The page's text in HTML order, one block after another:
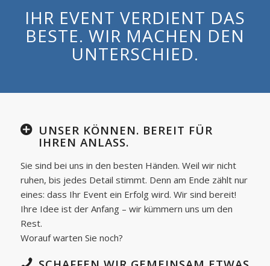
IHR EVENT VERDIENT DAS
BESTE. WIR MACHEN DEN
UNTERSCHIED.
UNSER KÖNNEN. BEREIT FÜR
IHREN ANLASS.
Sie sind bei uns in den besten Händen. Weil wir nicht
ruhen, bis jedes Detail stimmt. Denn am Ende zählt nur
eines: dass Ihr Event ein Erfolg wird. Wir sind bereit!
Ihre Idee ist der Anfang – wir kümmern uns um den
Rest.
Worauf warten Sie noch?